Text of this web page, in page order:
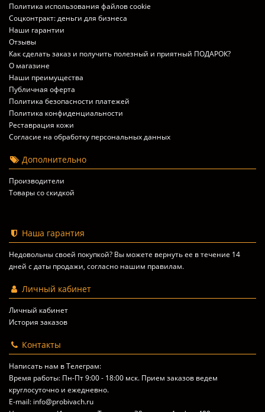
Политика использования файлов cookie
Соцконтракт: деньги для бизнеса
Наши гарантии
Отзывы
Как сделать заказ и получить полезный и приятный ПОДАРОК?
О магазине
Наши преимущества
Публичная оферта
Политика безопасности платежей
Политика конфиденциальности
Реставрация кожи
Согласие на обработку персональных данных
Дополнительно
Производители
Товары со скидкой
Наша гарантия
Недовольны своей покупкой? Вы можете вернуть ее в течение 14
дней с даты продажи, согласно нашим правилам.
Личный кабинет
Личный кабинет
История заказов
Контакты
Написать нам в Телеграм:
Время работы: Пн-Пт 9:00 - 18:00 мск. Прием заказов ведем
круглосуточно и ежедневно.
E-mail: info@probivach.ru